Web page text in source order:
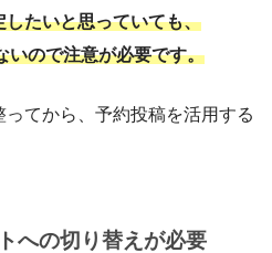
たいと思っていても、
いので注意が必要です。
てから、予約投稿を活用する
への切り替えが必要